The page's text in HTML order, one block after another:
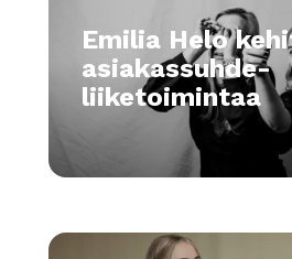
Emilia Helo
asiakassuhde­
liiketoimintaa